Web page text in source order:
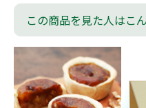
この商品を見た人はこ